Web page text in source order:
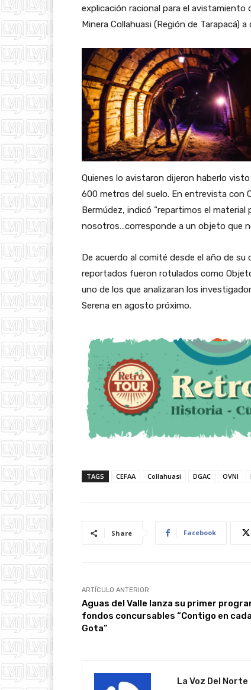
explicación racional para el avistamiento
Minera Collahuasi (Región de Tarapacá)
Quienes lo avistaron dijeron haberlo
600 metros del suelo. En entrevista con
Bermúdez, indicó “repartimos el
nosotros…corresponde a un objeto que
De acuerdo al comité desde el año de
reportados fueron rotulados como
uno de los que analizaran los
Serena en agosto próximo.
TAGS CEFAA Collahuasi DGAC OVNI
Share Facebook
ARTÍCULO ANTERIOR
Aguas del Valle lanza su primer
fondos concursables “Contigo en cada
Gota”
La Voz Del Norte